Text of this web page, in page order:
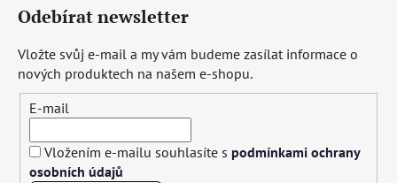
Odebírat newsletter
Vložte svůj e-mail a my vám budeme zasílat informace o
nových produktech na našem e-shopu.
E-mail
Vložením e-mailu souhlasíte s podmínkami ochrany
osobních údajů